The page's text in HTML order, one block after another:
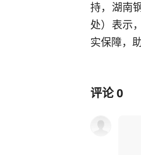
持，湖南
处）表示
实保障，
评论0